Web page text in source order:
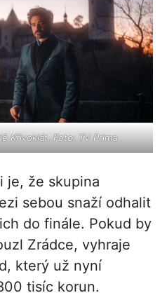
Křivoklát. Foto: TV Prima
je, že skupina
sebou snaží odhalit
do finále. Pokud by
Zrádce, vyhraje
který už nyní
tisíc korun.